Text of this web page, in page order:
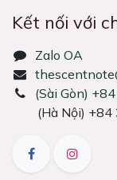
Kết nối với
Zalo OA
͏(Sài Gòn)
(Hà Nội) +84